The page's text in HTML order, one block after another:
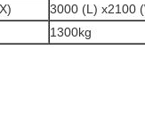
3000 (L) x2100
1300kg